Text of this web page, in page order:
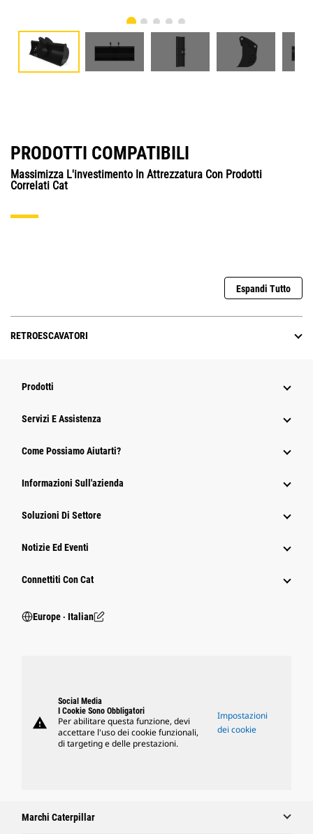
PRODOTTI COMPATIBILI
Massimizza L'investimento In Attrezzatura Con Prodotti
Correlati Cat
Espandi Tutto
RETROESCAVATORI
Prodotti
Servizi E Assistenza
Come Possiamo Aiutarti?
Informazioni Sull'azienda
Soluzioni Di Settore
Notizie Ed Eventi
Connettiti Con Cat
Europe ‧ Italian
warning
Social Media
I Cookie Sono Obbligatori
Per abilitare questa funzione, devi
accettare l'uso dei cookie funzionali,
di targeting e delle prestazioni.
Impostazioni
dei cookie
Marchi Caterpillar